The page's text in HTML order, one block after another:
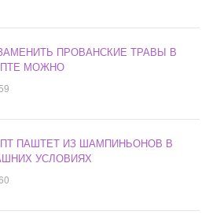
ПРОВАНСКИЕ ТРАВЫ В
МОЖНО
ПАШТЕТ ИЗ ШАМПИНЬОНОВ В
УСЛОВИЯХ